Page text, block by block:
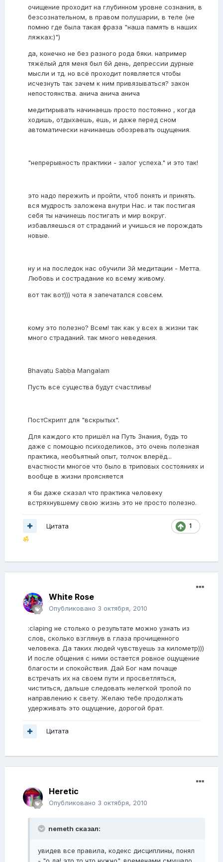
очищение проходит на глубинном уровне сознания, в
безсознательном, в правом полушарии, в теле (не
помню где была такая фраза "наша память в наших
ляжках:)")
да, конечно не без разного рода бяки. например
тяжёлый для меня был 6й день, депрессии дурные
мысли и тд. но всё проходит появляется чтобы
исчезнуть так зачем к ним привязываться? закон
непостоянства. анича анича анича
медитирывать начинаешь просто постоянно , когда
ходишь, отдыхаешь, ешь, и даже перед сном
автоматически начинаешь обозревать ощущения.
"непрерывность практики - залог успеха." и это так!
это надо пережить и пройти, чтоб понять и принять.
вся мудрость заложена внутри Нас. и так постигая
себя ты начинешь постигать и мир вокруг.
избавляешься от страданий и учишься не порождать
новые.
ну и на последок нас обучили 3й медитации - Метта.
Любовь и сострадание ко всему живому.
вот так вот))) чота я запечатался совсем.
кому это полезно? Всем! так как у всех в жизни так
много страданий. так много неведения.
Bhavatu Sabba Mangalam
Пусть все существа будут счастливы!
ПостСкрипт для "вскрытых".
Для каждого кто пришёл на Путь Знания, будь то
даже с помощью психоделиков, это очень полезная
практика, необъятный опыт, толчок вперёд...
вчастности многое что было в триповых состояниях и
вообще в жизни проясняется
я бы даже сказал что практика человеку
встряхнувшему свою жизнь это не просто полезно.
1
Цитата
ॐ
White Rose
Опубликовано 3 октября, 2010
:claping не столько о результате можно узнать из
слов, сколько взглянув в глаза прочищенного
человека. Да таких людей чувствуешь за километр)))
И после общения с ними остается ровное ощущение
благости и спокойствия. Дай Бог нам почаще
встречать их на своем пути и просветляться,
чиститься, дальше следовать нелегкой тропой по
направлению к свету. Желаю тебе продолжать
удерживать это ощущение, дорогой брат.
Цитата
Heretic
Опубликовано 3 октября, 2010
nemeth сказал:
увидев все правила, кодекс дисциплины, понял
- "о да! это то что нужно". временами смущало